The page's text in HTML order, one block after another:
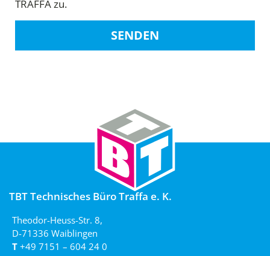
TRAFFA zu.
SENDEN
TBT Technisches Büro Traffa e. K.
Theodor-Heuss-Str. 8,
D-71336 Waiblingen
T +49 7151 – 604 24 0